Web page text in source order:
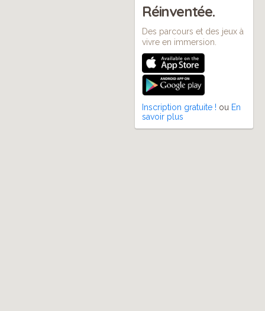
Réinventée.
Des parcours et des jeux à
vivre en immersion.
Inscription gratuite ! ou En
savoir plus